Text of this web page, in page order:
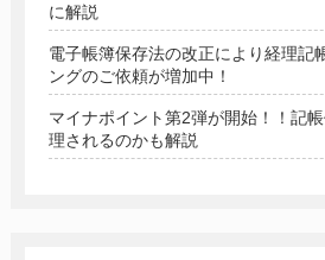
に解説
電子帳簿保存法の改正により経理記
ングのご依頼が増加中！
マイナポイント第2弾が開始！！記
理されるのかも解説